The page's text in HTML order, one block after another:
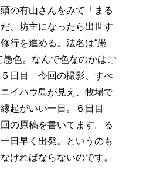
の有山さんをみて「まる
、坊主になったら出世す
行を進める。法名は“愚
愚色。なんで色なのかはご
５日目 今回の撮影、すべ
イハウ島が見え、牧場で
起がいい一日。６日目
の原稿を書いてます。る
日早く出発。というのも
ければならないのです。